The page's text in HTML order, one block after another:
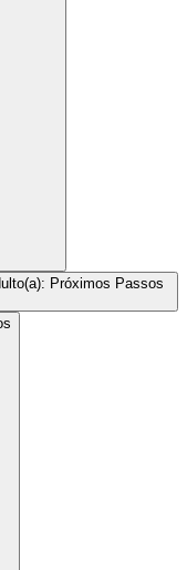
Próximos Passos